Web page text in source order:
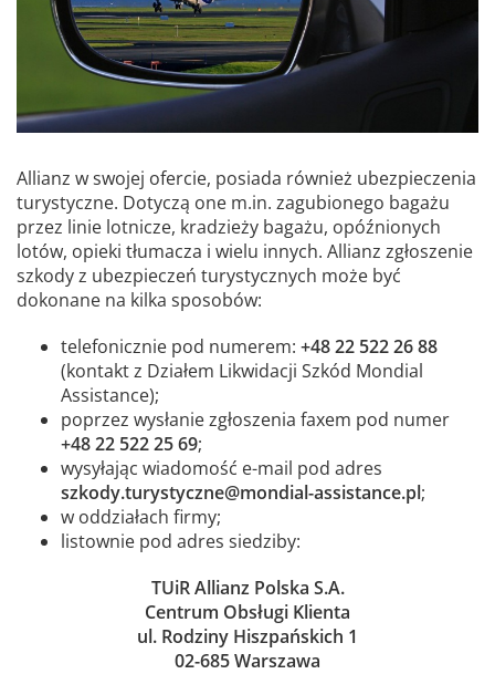
Allianz w swojej ofercie, posiada również ubezpieczenia
turystyczne. Dotyczą one m.in. zagubionego bagażu
przez linie lotnicze, kradzieży bagażu, opóźnionych
lotów, opieki tłumacza i wielu innych. Allianz zgłoszenie
szkody z ubezpieczeń turystycznych może być
dokonane na kilka sposobów:
telefonicznie pod numerem: +48 22 522 26 88
(kontakt z Działem Likwidacji Szkód Mondial
Assistance);
poprzez wysłanie zgłoszenia faxem pod numer
+48 22 522 25 69;
wysyłając wiadomość e-mail pod adres
szkody.turystyczne@mondial-assistance.pl;
w oddziałach firmy;
listownie pod adres siedziby:
TUiR Allianz Polska S.A.
Centrum Obsługi Klienta
ul. Rodziny Hiszpańskich 1
02-685 Warszawa